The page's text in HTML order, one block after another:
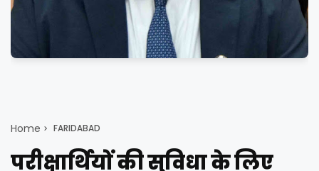
Home FARIDABAD
परीक्षार्थियों की सुविधा के लिए